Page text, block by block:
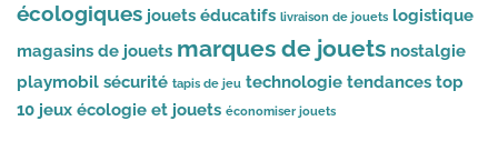
écologiques jouets éducatifs livraison de jouets logistique
magasins de jouets marques de jouets nostalgie
playmobil sécurité tapis de jeu technologie tendances top
10 jeux écologie et jouets économiser jouets